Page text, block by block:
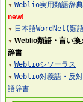
▼ Weblio実用類語辞典
new!
▼ 日本語WordNet(類
▼ Weblio類語・言い換
辞書
▼ Weblioシソーラス
▼ Weblio対義語・反対
語辞書